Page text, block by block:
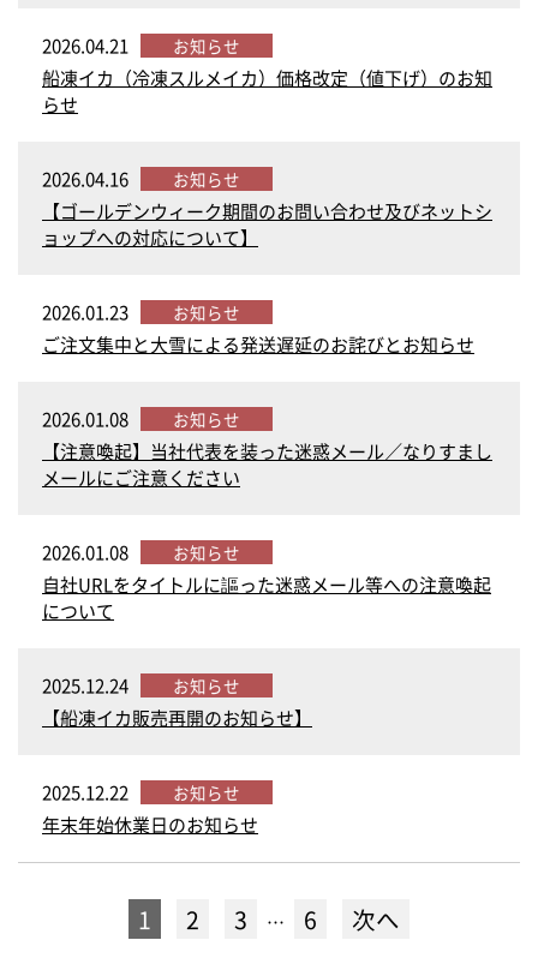
2026.04.21 お知らせ
船凍イカ（冷凍スルメイカ）価格改定（値下げ）のお知
らせ
2026.04.16 お知らせ
【ゴールデンウィーク期間のお問い合わせ及びネットシ
ョップへの対応について】
2026.01.23 お知らせ
ご注文集中と大雪による発送遅延のお詫びとお知らせ
2026.01.08 お知らせ
【注意喚起】当社代表を装った迷惑メール／なりすまし
メールにご注意ください
2026.01.08 お知らせ
自社URLをタイトルに謳った迷惑メール等への注意喚起
について
2025.12.24 お知らせ
【船凍イカ販売再開のお知らせ】
2025.12.22 お知らせ
年末年始休業日のお知らせ
1 2 3 … 6 次へ